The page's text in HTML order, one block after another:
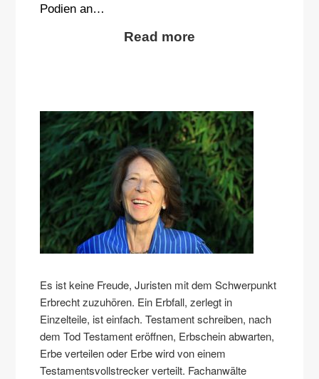
Podien an…
Read more
Es ist keine Freude, Juristen mit dem Schwerpunkt
Erbrecht zuzuhören. Ein Erbfall, zerlegt in
Einzelteile, ist einfach. Testament schreiben, nach
dem Tod Testament eröffnen, Erbschein abwarten,
Erbe verteilen oder Erbe wird von einem
Testamentsvollstrecker verteilt. Fachanwälte